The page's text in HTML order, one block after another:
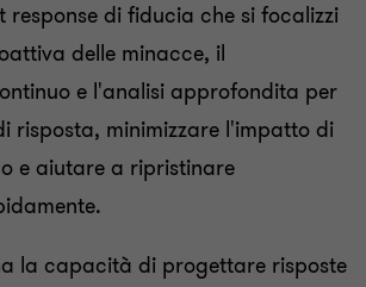
response di fiducia che si focalizzi
delle minacce, il
e l'analisi approfondita per
risposta, minimizzare l'impatto di
e aiutare a ripristinare
la capacità di progettare risposte